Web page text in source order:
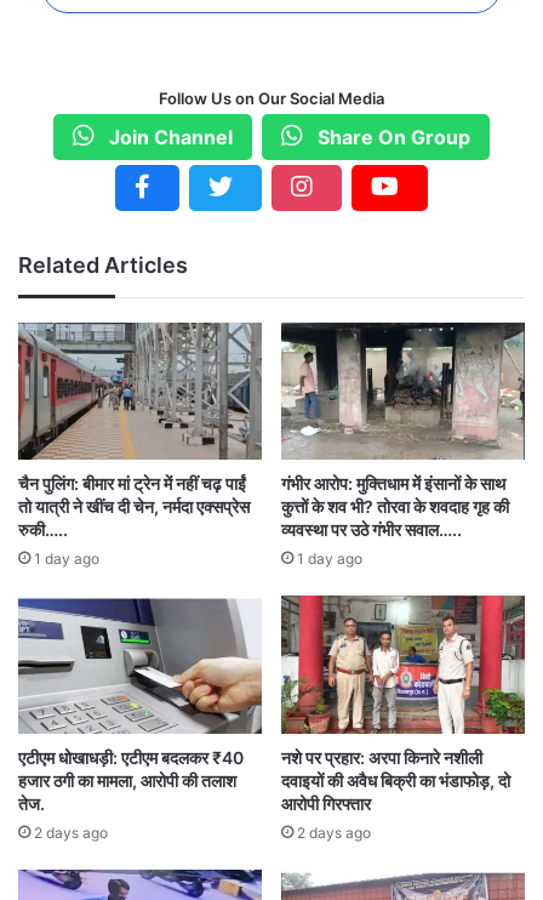
और प्रशासन तुरंत सक्रिय हो गए।
पुलिस और प्रशासन ने गांव में बैठक आयोजित की। SDOP
रामानुजगंज बाजीलाल सिंह और रामानुजगंज तहसीलदार
सहित अधिकारियों की मौजूदगी में शांति समिति की बैठक
हुई। हिंदू समुदाय के लोगों ने दोषियों के खिलाफ कड़ी
कार्रवाई की मांग की और इसे धार्मिक भावनाओं को भड़काने
वाला बताया। बैठक में दोनों पक्षों को समझाइश दी गई और
विवादित ध्वज को हटा दिया गया।
SP वैभव बैंकर ने बताया कि स्थिति पूरी तरह नियंत्रण में
है। कुछ संदिग्ध युवकों को हिरासत में लिया गया है और
Follow Us on Our Social Media
Join Channel Share On Group
Related Articles
चैन पुलिंग: बीमार मां ट्रेन में नहीं चढ़ पाईं
तो यात्री ने खींच दी चेन, नर्मदा एक्सप्रेस
रुकी…..
1 day ago
गंभीर आरोप: मुक्तिधाम में इंसानों के साथ
कुत्तों के शव भी? तोरवा के शवदाह गृह की
व्यवस्था पर उठे गंभीर सवाल…..
1 day ago
एटीएम धोखाधड़ी: एटीएम बदलकर ₹40
हजार ठगी का मामला, आरोपी की तलाश
तेज.
2 days ago
नशे पर प्रहार: अरपा किनारे नशीली
दवाइयों की अवैध बिक्री का भंडाफोड़, दो
आरोपी गिरफ्तार
2 days ago